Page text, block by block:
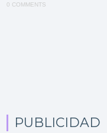
0 COMMENTS
PUBLICIDAD